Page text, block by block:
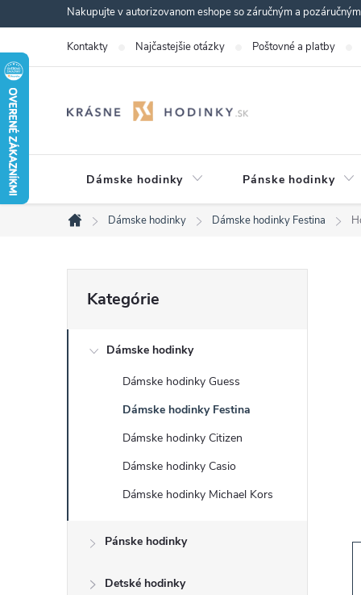
na
obsah
Nakupujte v autorizovanom eshope so záručným a
Kontakty Najčastejšie otázky Poštovné a platby
Dámske hodinky Pánske hodinky
Domov
Dámske hodinky Dámske hodinky Festina
o
a
kategórie
Kategórie
Dámske hodinky
Dámske hodinky Guess
Dámske hodinky Festina
Dámske hodinky Citizen
Dámske hodinky Casio
Dámske hodinky Michael Kors
Pánske hodinky
Detské hodinky